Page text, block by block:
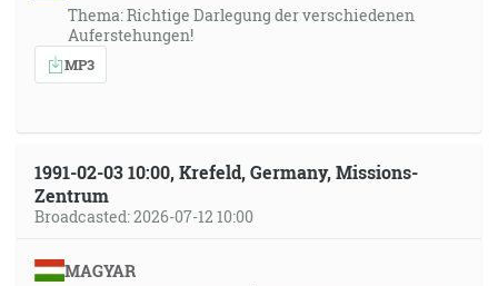
Thema: Richtige Darlegung der verschiedenen
Auferstehungen!
MP3
1991-02-03 10:00, Krefeld, Germany, Missions-
Zentrum
Broadcasted: 2026-07-12 10:00
MAGYAR